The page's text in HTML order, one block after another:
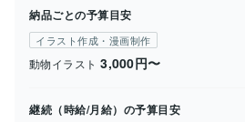
納品ごとの予算目安
イラスト作成・漫画制作
動物イラスト 3,000円〜
継続（時給/月給）の予算目安